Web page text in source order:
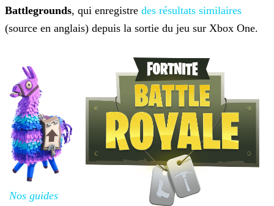
Battlegrounds, qui enregistre des résultats similaires
(source en anglais) depuis la sortie du jeu sur Xbox One.
Nos guides